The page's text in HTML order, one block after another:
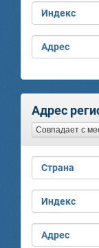
Индекс
Адрес
Адрес
Совпадает с
Страна
Индекс
Адрес